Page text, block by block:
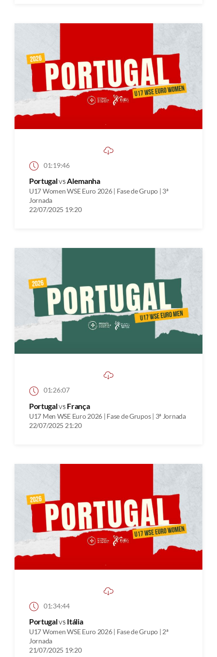
01:19:46
PortugalvsAlemanha
U17 Women WSE Euro 2026 | Fase de Grupo | 3ª
Jornada
22/07/2025 19:20
01:26:07
Portugalvs França
U17 Men WSE Euro 2026 | Fase de Grupos | 3ª Jornada
22/07/2025 21:20
01:34:44
Portugalvs Itália
U17 Women WSE Euro 2026 | Fase de Grupo | 2ª
Jornada
21/07/2025 19:20